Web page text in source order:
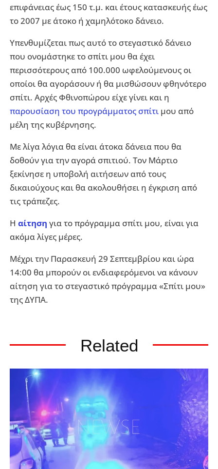
επιφάνειας έως 150 τ.μ. και έτους κατασκευής έως
το 2007 με άτοκο ή χαμηλότοκο δάνειο.
Υπενθυμίζεται πως αυτό το στεγαστικό δάνειο
που ονομάστηκε το σπίτι μου θα έχει
περισσότερους από 100.000 ωφελούμενους οι
οποίοι θα αγοράσουν ή θα μισθώσουν φθηνότερο
σπίτι. Αρχές Φθινοπώρου είχε γίνει και η
παρουσίαση του προγράμματος σπίτι μου από
μέλη της κυβέρνησης.
Με λίγα λόγια θα είναι άτοκα δάνεια που θα
δοθούν για την αγορά σπιτιού. Τον Μάρτιο
ξεκίνησε η υποβολή αιτήσεων από τους
δικαιούχους και θα ακολουθήσει η έγκριση από
τις τράπεζες.
Η αίτηση για το πρόγραμμα σπίτι μου, είναι για
ακόμα λίγες μέρες.
Μέχρι την Παρασκευή 29 Σεπτεμβρίου και ώρα
14:00 θα μπορούν οι ενδιαφερόμενοι να κάνουν
αίτηση για το στεγαστικό πρόγραμμα «Σπίτι μου»
της ΔΥΠΑ.
Related